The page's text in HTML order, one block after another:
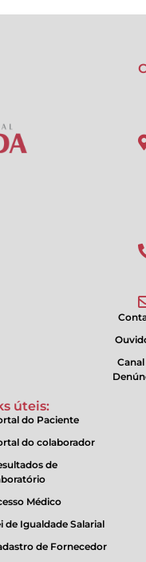
úteis:
do Paciente
do colaborador
de
Médico
de Igualdade Salarial
de Fornecedor